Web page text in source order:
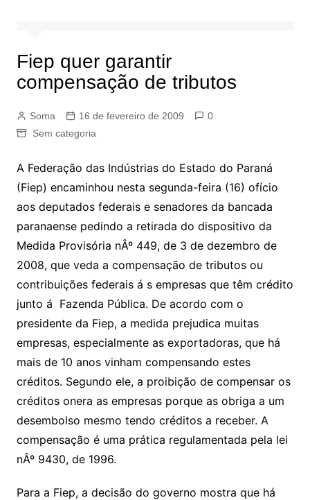
Fiep quer garantir
compensação de tributos
Soma 16 de fevereiro de 2009
0
Sem categoria
A Federação das Indústrias do Estado do Paraná
(Fiep) encaminhou nesta segunda-feira (16) ofício
aos deputados federais e senadores da bancada
paranaense pedindo a retirada do dispositivo da
Medida Provisória nÂº 449, de 3 de dezembro de
2008, que veda a compensação de tributos ou
contribuições federais á s empresas que têm crédito
junto á Fazenda Pública. De acordo com o
presidente da Fiep, a medida prejudica muitas
empresas, especialmente as exportadoras, que há
mais de 10 anos vinham compensando estes
créditos. Segundo ele, a proibição de compensar os
créditos onera as empresas porque as obriga a um
desembolso mesmo tendo créditos a receber. A
compensação é uma prática regulamentada pela lei
nÂº 9430, de 1996.
Para a Fiep, a decisão do governo mostra que há